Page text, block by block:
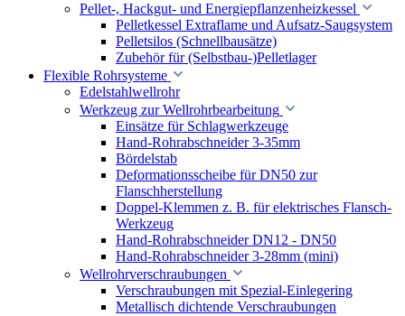
Pellet-, Hackgut- und Energiepflanzenheizkessel
Pelletkessel Extraflame und Aufsatz-Saugsystem
Pelletsilos (Schnellbausätze)
Zubehör für (Selbstbau-)Pelletlager
Flexible Rohrsysteme
Edelstahlwellrohr
Werkzeug zur Wellrohrbearbeitung
Einsätze für Schlagwerkzeuge
Hand-Rohrabschneider 3-35mm
Bördelstab
Deformationsscheibe für DN50 zur
Flanschherstellung
Doppel-Klemmen z. B. für elektrisches Flansch-
Werkzeug
Hand-Rohrabschneider DN12 - DN50
Hand-Rohrabschneider 3-28mm (mini)
Wellrohrverschraubungen
Verschraubungen mit Spezial-Einlegering
Metallisch dichtende Verschraubungen